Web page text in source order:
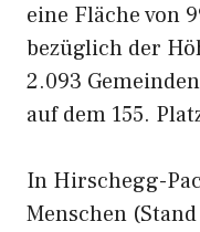
eine Fläche von
bezüglich der
2.093
auf dem 155.
In Hirschegg-
Menschen